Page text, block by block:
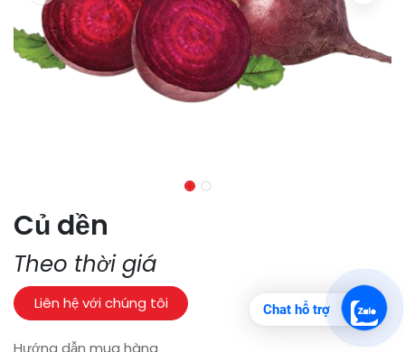
Củ dền
Theo thời giá
Liên hệ với chúng tôi
Hướng dẫn mua hàng
Chat hỗ trợ